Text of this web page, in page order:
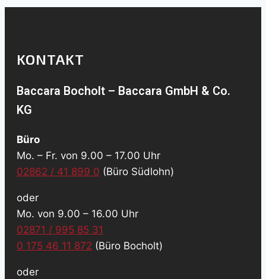
KONTAKT
Baccara Bocholt – Baccara GmbH & Co.
KG
Büro
Mo. – Fr. von 9.00 – 17.00 Uhr
02862 / 41 899 0 (Büro Südlohn)
oder
Mo. von 9.00 – 16.00 Uhr
02871 / 995 85 31
0 175 46 11 872 (Büro Bocholt)
oder